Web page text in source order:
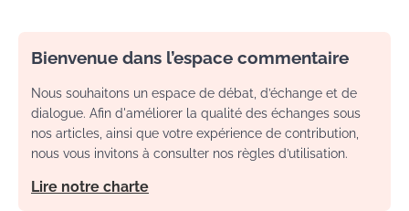
Bienvenue dans l’espace commentaire
Nous souhaitons un espace de débat, d’échange et de
dialogue. Afin d'améliorer la qualité des échanges sous
nos articles, ainsi que votre expérience de contribution,
nous vous invitons à consulter nos règles d’utilisation.
Lire notre charte